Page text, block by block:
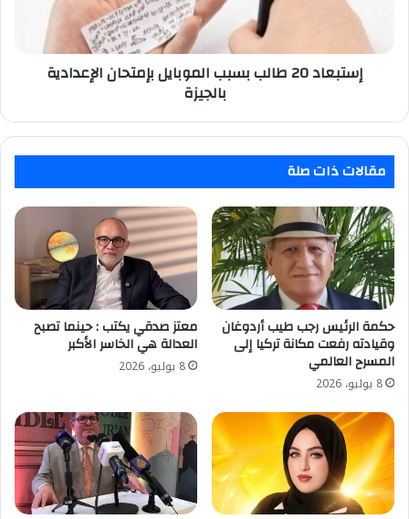
الإعدادية
بالجيزة
إستبعاد 20 طالب بسبب الموبايل بإمتحان الإعدادية
بالجيزة
مقالات ذات صلة
حكمة الرئيس رجب طيب أردوغان
وقيادته رفعت مكانة تركيا إلى
المسرح العالمي
8 يوليو، 2026
معتز صدقي يكتب : حينما تصبح
العدالة هي الخاسر الأكبر
8 يوليو، 2026